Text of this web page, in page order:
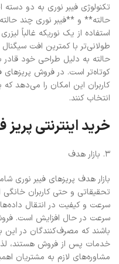
تکنولوژی فیبر نوری به دو
حالته** و **فیبر نوری چند
استفاده از یک نوریکه غالباً
طولانی‌تر با کمترین افت
حالته به دلیل طراحی خود قادر
کوتاه‌تر است. در فروش پریزهای
کاربران این امکان را می‌دهد که
انتخاب کنند.
خرید اینترنتی پریز
3. بازار هدف
بازار هدف پریزهای فیبر نوری
تحقیقاتی و حتی کاربران خانگی
سرعت و کیفیت در انتقال
سرعت در حال افزایش است.
باشند که مصرف‌کنندگان در این
خدمات پس از فروش هستند، لذا
مشاوره‌های لازم به مشتریان